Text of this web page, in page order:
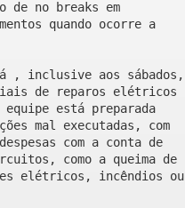
de no breaks em
quando ocorre a
, inclusive aos sábados,
de reparos elétricos
está preparada
mal executadas, com
com a conta de
como a queima de
elétricos, incêndios ou